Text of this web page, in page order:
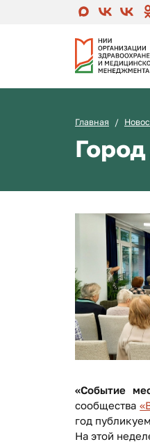
Главная
«Событие
сообщества
год
На этой